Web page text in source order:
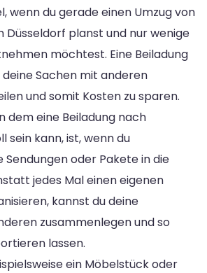
wenn du gerade einen Umzug von
Düsseldorf planst und nur wenige
möchtest. Eine Beiladung
Sachen mit anderen
und somit Kosten zu sparen.
dem eine Beiladung nach
sein kann, ist, wenn du
oder Pakete in die
jedes Mal einen eigenen
kannst du deine
zusammenlegen und so
lassen.
ein Möbelstück oder